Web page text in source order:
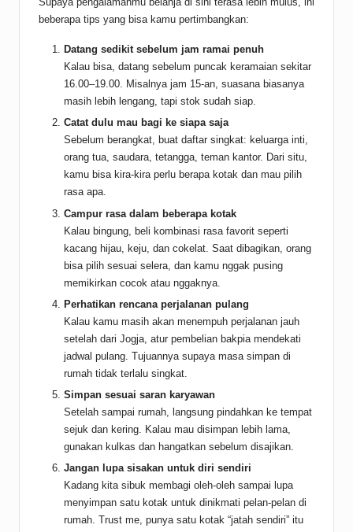
beberapa tips yang bisa kamu pertimbangkan:
Datang sedikit sebelum jam ramai penuh
Kalau bisa, datang sebelum puncak keramaian sekitar
16.00–19.00. Misalnya jam 15-an, suasana biasanya
masih lebih lengang, tapi stok sudah siap.
Catat dulu mau bagi ke siapa saja
Sebelum berangkat, buat daftar singkat: keluarga inti,
orang tua, saudara, tetangga, teman kantor. Dari situ,
kamu bisa kira-kira perlu berapa kotak dan mau pilih
rasa apa.
Campur rasa dalam beberapa kotak
Kalau bingung, beli kombinasi rasa favorit seperti
kacang hijau, keju, dan cokelat. Saat dibagikan, orang
bisa pilih sesuai selera, dan kamu nggak pusing
memikirkan cocok atau nggaknya.
Perhatikan rencana perjalanan pulang
Kalau kamu masih akan menempuh perjalanan jauh
setelah dari Jogja, atur pembelian bakpia mendekati
jadwal pulang. Tujuannya supaya masa simpan di
rumah tidak terlalu singkat.
Simpan sesuai saran karyawan
Setelah sampai rumah, langsung pindahkan ke tempat
sejuk dan kering. Kalau mau disimpan lebih lama,
gunakan kulkas dan hangatkan sebelum disajikan.
Jangan lupa sisakan untuk diri sendiri
Kadang kita sibuk membagi oleh-oleh sampai lupa
menyimpan satu kotak untuk dinikmati pelan-pelan di
rumah. Trust me, punya satu kotak “jatah sendiri” itu